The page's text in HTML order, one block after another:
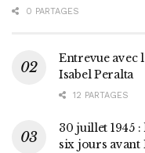
0 PARTAGES
Entrevue avec
Isabel Peralta
12 PARTAGES
30 juillet 1945
six jours